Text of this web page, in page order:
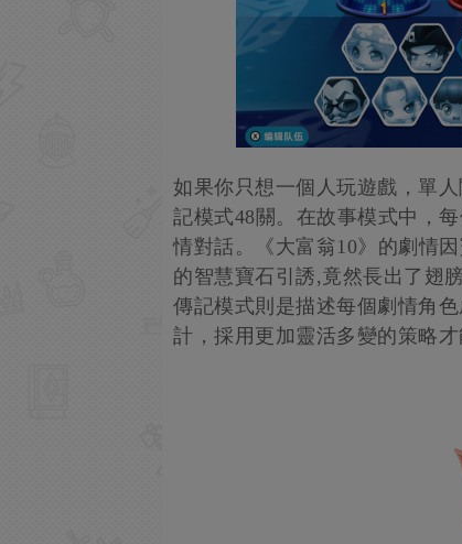
如果你只想一個人玩遊戲，單
記模式48關。在故事模式中，
情對話。《大富翁10》的劇情
的智慧寶石引誘,竟然長出了翅
傳記模式則是描述每個劇情角
計，採用更加靈活多變的策略才